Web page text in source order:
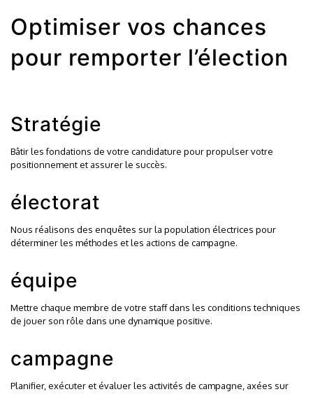
Optimiser vos chances
pour remporter l’élection
Stratégie
Bâtir les fondations de votre candidature pour propulser votre
positionnement et assurer le succès.
électorat
Nous réalisons des enquêtes sur la population électrices pour
déterminer les méthodes et les actions de campagne.
équipe
Mettre chaque membre de votre staff dans les conditions techniques
de jouer son rôle dans une dynamique positive.
campagne
Planifier, exécuter et évaluer les activités de campagne, axées sur